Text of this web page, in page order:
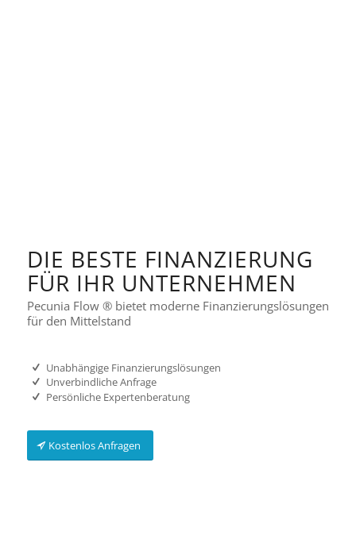
DIE BESTE FINANZIERUNG
FÜR IHR UNTERNEHMEN
Pecunia Flow ® bietet moderne Finanzierungslösungen
für den Mittelstand
Unabhängige Finanzierungslösungen
Unverbindliche Anfrage
Persönliche Expertenberatung
Kostenlos Anfragen